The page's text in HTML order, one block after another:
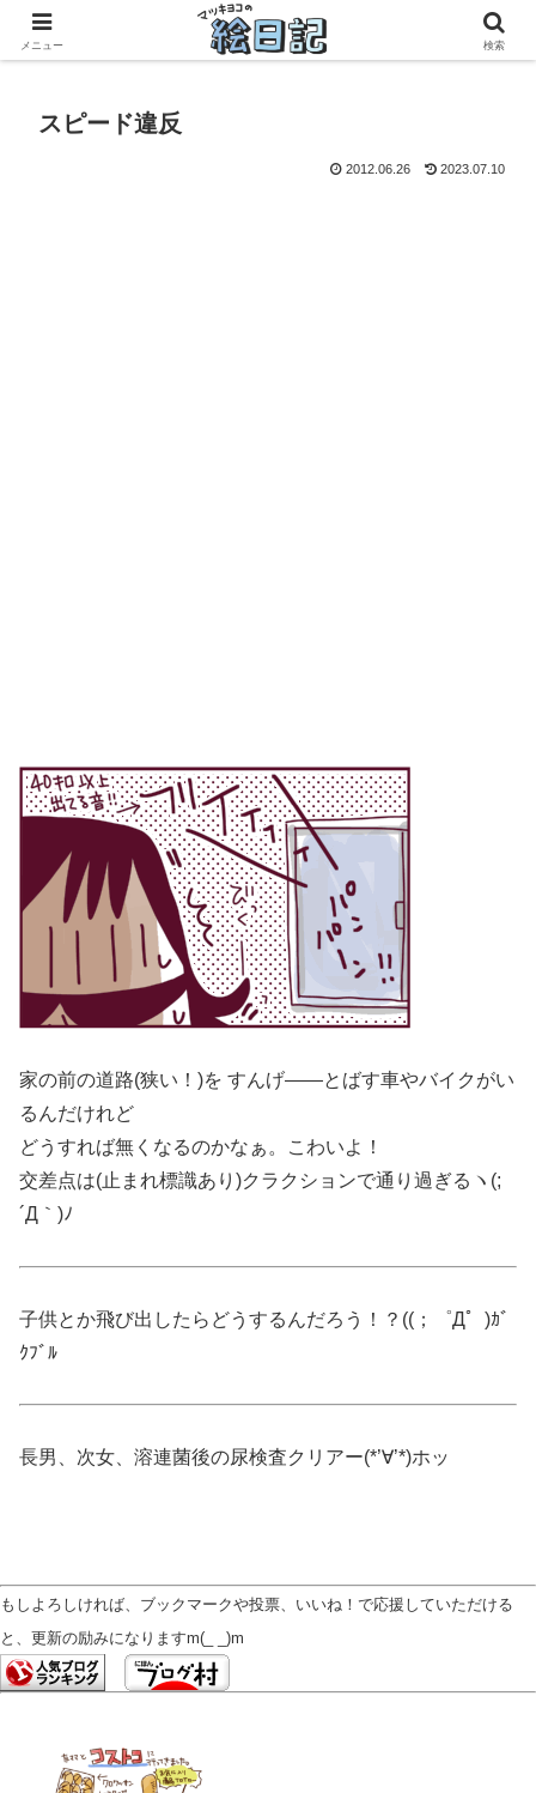
滋賀に移住した50代元主婦、フリーランス×パートの毎日
スピード違反
2012.06.26 2023.07.10
家の前の道路(狭い！)を すんげ――とばす車やバイクがい
るんだけれど
どうすれば無くなるのかなぁ。こわいよ！
交差点は(止まれ標識あり)クラクションで通り過ぎるヽ(;
´Д｀)ﾉ
子供とか飛び出したらどうするんだろう！？((；゜Д゜)ｶﾞ
ｸﾌﾞﾙ
長男、次女、溶連菌後の尿検査クリアー(*’∀’*)ホッ
もしよろしければ、ブックマークや投票、いいね！で応援していただける
と、更新の励みになりますm(_ _)m
メニュー 検索